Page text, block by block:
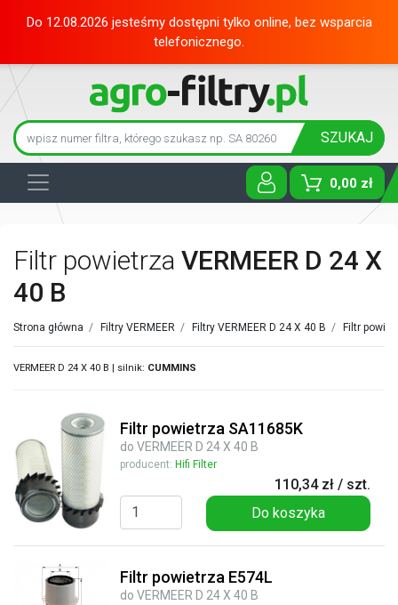
Do 12.08.2026 jesteśmy dostępni tylko online, bez wsparcia
telefonicznego.
SZUKAJ
0,00 zł
Toggle
Filtr powietrza VERMEER D 24 X
40 B
Strona główna / Filtry VERMEER / Filtry VERMEER D 24 X 40 B / Filtr
VERMEER D 24 X 40 B | silnik: CUMMINS
Filtr powietrza SA11685K
do VERMEER D 24 X 40 B
producent: Hifi Filter
110,34 zł / szt.
Do koszyka
Filtr powietrza E574L
do VERMEER D 24 X 40 B